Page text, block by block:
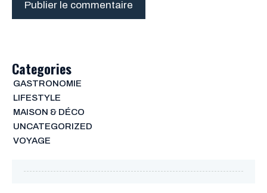
Categories
GASTRONOMIE
LIFESTYLE
MAISON & DÉCO
UNCATEGORIZED
VOYAGE